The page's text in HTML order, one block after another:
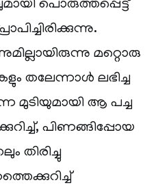
പൊരുത്തപ്പെട്ട്
മറ്റൊരു
തലേന്നാള്‍ ലഭിച്ച
മുടിയുമായി ആ പച്ച
പിണങ്ങിപ്പോയ
തിരിച്ചു